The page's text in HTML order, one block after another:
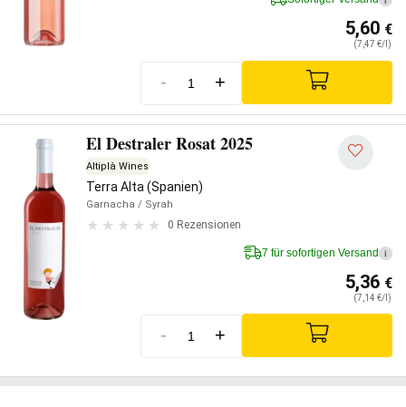
5,60 €
(7,47 €/l)
- +
El Destraler Rosat 2025
Altiplà Wines
Terra Alta (Spanien)
Garnacha / Syrah
0 Rezensionen
7 für sofortigen Versand i
5,36 €
(7,14 €/l)
- +